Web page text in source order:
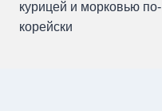
записям
курицей и морковью по-
корейски